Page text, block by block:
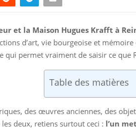
et la Maison Hugues Krafft à
d’art, vie bourgeoise et mémoire
permet vraiment de saisir ce que
Table des matières
des œuvres anciennes, des
deux, retiens surtout ceci : l’un